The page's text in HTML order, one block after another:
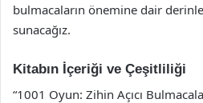
bulmacaların önemine dair
sunacağız.
Kitabın İçeriği ve Çeşitliliği
“1001 Oyun: Zihin Açıcı